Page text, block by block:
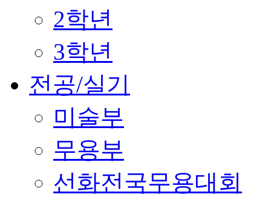
2학년
3학년
전공/실기
미술부
무용부
선화전국무용대회